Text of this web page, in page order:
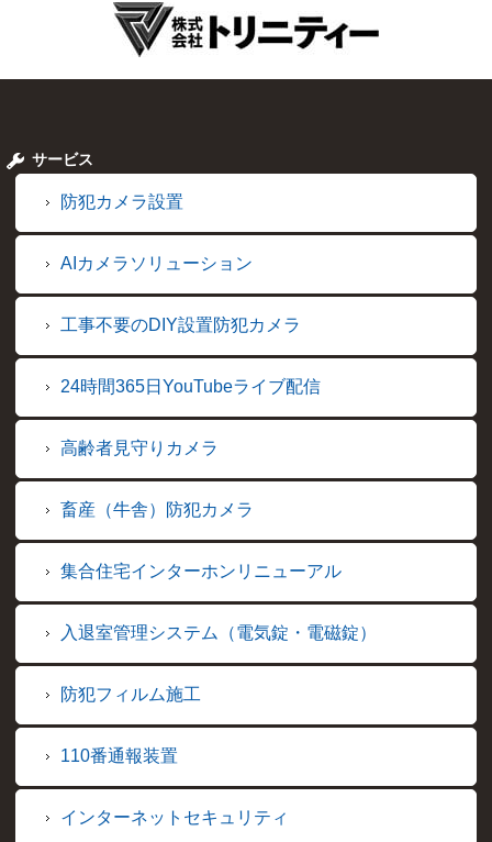
サービス
防犯カメラ設置
AIカメラソリューション
工事不要のDIY設置防犯カメラ
24時間365日YouTubeライブ配信
高齢者見守りカメラ
畜産（牛舎）防犯カメラ
集合住宅インターホンリニューアル
入退室管理システム（電気錠・電磁錠）
防犯フィルム施工
110番通報装置
インターネットセキュリティ